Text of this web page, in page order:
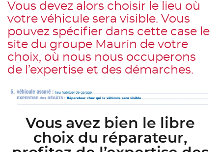
Vous devez alors choisir le lieu où
votre véhicule sera visible. Vous
pouvez spécifier dans cette case le
site du groupe Maurin de votre
choix, où nous nous occuperons
de l’expertise et des démarches.
Vous avez bien le libre
choix du réparateur,